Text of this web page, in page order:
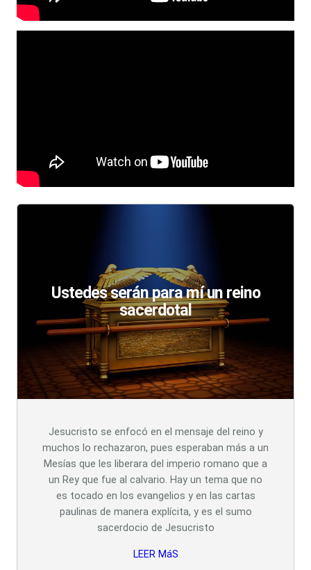
Ustedes serán para mí un reino
sacerdotal
Jesucristo se enfocó en el mensaje del reino y
muchos lo rechazaron, pues esperaban más a un
Mesías que les liberara del imperio romano que a
un Rey que fue al calvario. Hay un tema que no
es tocado en los evangelios y en las cartas
paulinas de manera explícita, y es el sumo
sacerdocio de Jesucristo
LEER MáS